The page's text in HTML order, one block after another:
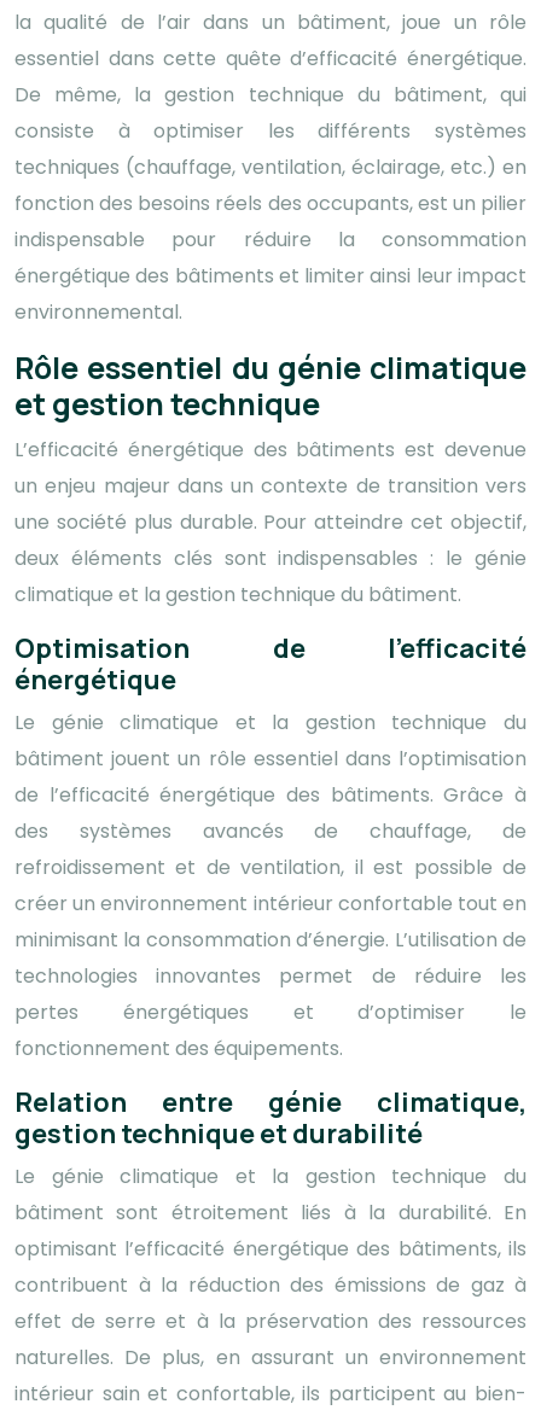
la qualité de l’air dans un bâtiment, joue un rôle
essentiel dans cette quête d’efficacité énergétique.
De même, la gestion technique du bâtiment, qui
consiste à optimiser les différents systèmes
techniques (chauffage, ventilation, éclairage, etc.) en
fonction des besoins réels des occupants, est un pilier
indispensable pour réduire la consommation
énergétique des bâtiments et limiter ainsi leur impact
environnemental.
Rôle essentiel du génie climatique
et gestion technique
L’efficacité énergétique des bâtiments est devenue
un enjeu majeur dans un contexte de transition vers
une société plus durable. Pour atteindre cet objectif,
deux éléments clés sont indispensables : le génie
climatique et la gestion technique du bâtiment.
Optimisation de l’efficacité
énergétique
Le génie climatique et la gestion technique du
bâtiment jouent un rôle essentiel dans l’optimisation
de l’efficacité énergétique des bâtiments. Grâce à
des systèmes avancés de chauffage, de
refroidissement et de ventilation, il est possible de
créer un environnement intérieur confortable tout en
minimisant la consommation d’énergie. L’utilisation de
technologies innovantes permet de réduire les
pertes énergétiques et d’optimiser le
fonctionnement des équipements.
Relation entre génie climatique,
gestion technique et durabilité
Le génie climatique et la gestion technique du
bâtiment sont étroitement liés à la durabilité. En
optimisant l’efficacité énergétique des bâtiments, ils
contribuent à la réduction des émissions de gaz à
effet de serre et à la préservation des ressources
naturelles. De plus, en assurant un environnement
intérieur sain et confortable, ils participent au bien-